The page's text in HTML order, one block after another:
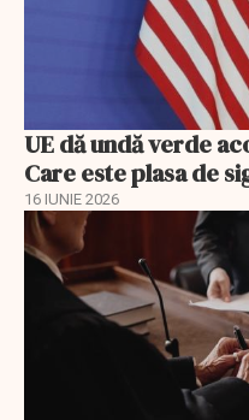
UE dă undă verde
Care este plasa de
16 IUNIE 2026